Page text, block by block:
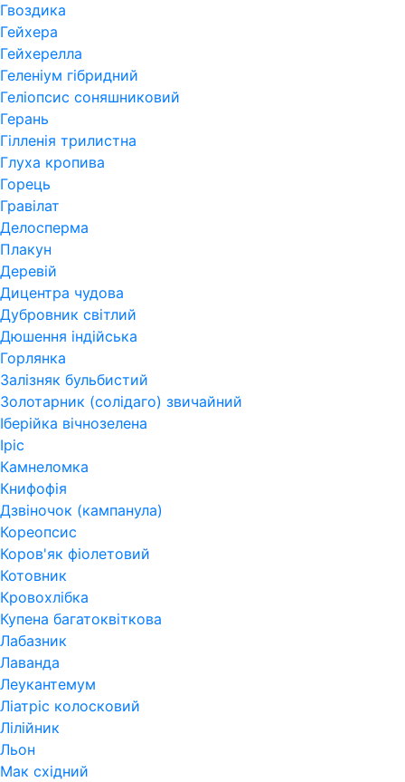
Гвоздика
Гейхера
Гейхерелла
Геленіум гібридний
Геліопсис соняшниковий
Герань
Гiлленiя трилистна
Глуха кропива
Горець
Гравілат
Делосперма
Плакун
Деревій
Дицентра чудова
Дубровник світлий
Дюшення індійська
Горлянка
Залізняк бульбистий
Золотарник (солідаго) звичайний
Іберійка вічнозелена
Іріс
Камнеломка
Книфофія
Дзвіночок (кампанула)
Кореопсис
Коров'як фіолетовий
Котовник
Кровохлібка
Купена багатоквіткова
Лабазник
Лаванда
Леукантемум
Ліатріс колосковий
Лілійник
Льон
Мак східний